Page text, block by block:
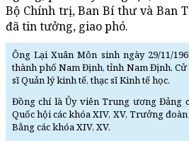
Bộ Chính trị, Ban Bí thư và Ban
đã tin tưởng, giao phó.
Ông Lại Xuân Môn sinh ngày 29/11/
thành phố Nam Định, tỉnh Nam Định.
sĩ Quản lý kinh tế, thạc sĩ Kinh tế học.
Đồng chí là Ủy viên Trung ương Đảng
Quốc hội các khóa XIV, XV, Trưởng
Bằng các khóa XIV, XV.